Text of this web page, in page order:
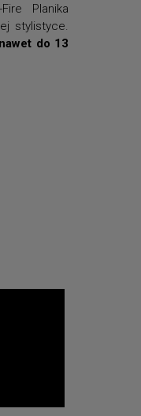
Planika
stylistyce.
do 13